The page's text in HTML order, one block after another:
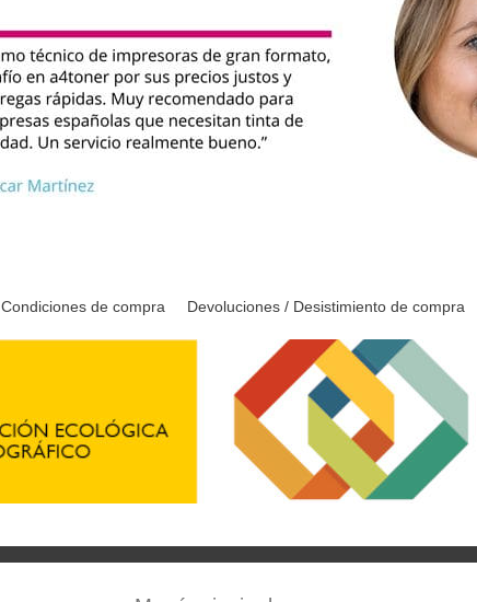
Condiciones de compra Devoluciones / Desistimiento de compra